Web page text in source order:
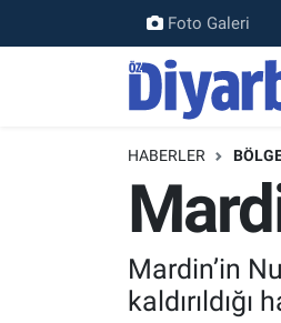
Foto Galeri
HABERLER
Mardin’in
RESMİ İLANLAR
DİYARBAKIR
EKONOMİ
GÜNDEM
Nöbetçi Eczaneler
Namaz Vakitleri
Trafik Durumu
Süper Lig Puan Durumu